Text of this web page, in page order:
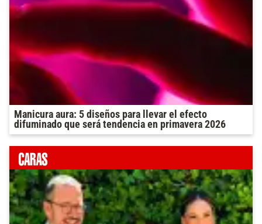
Manicura aura: 5 diseños para llevar el efecto
difuminado que será tendencia en primavera 2026